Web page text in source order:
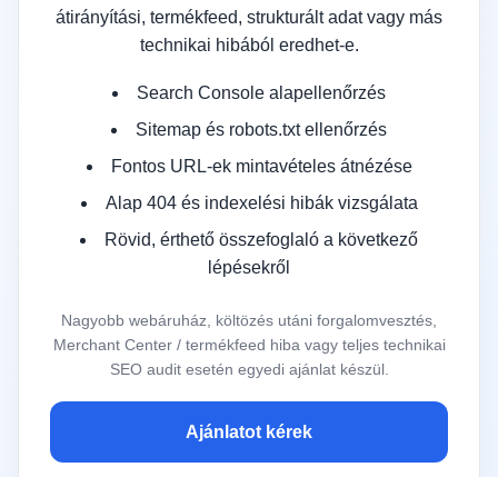
átirányítási, termékfeed, strukturált adat vagy más
technikai hibából eredhet-e.
Search Console alapellenőrzés
Sitemap és robots.txt ellenőrzés
Fontos URL-ek mintavételes átnézése
Alap 404 és indexelési hibák vizsgálata
Rövid, érthető összefoglaló a következő
lépésekről
Nagyobb webáruház, költözés utáni forgalomvesztés,
Merchant Center / termékfeed hiba vagy teljes technikai
SEO audit esetén egyedi ajánlat készül.
Ajánlatot kérek